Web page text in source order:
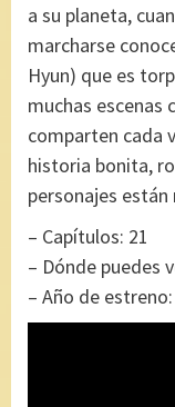
a su planeta,
marcharse
Hyun) que es
muchas escenas
comparten cada
historia bonita,
personajes
– Capítulos: 21
– Dónde puedes
– Año de